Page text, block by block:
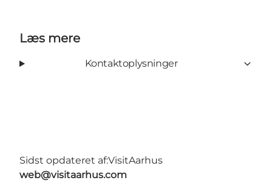
Læs mere
Kontaktoplysninger
Sidst opdateret af:VisitAarhus
web@visitaarhus.com